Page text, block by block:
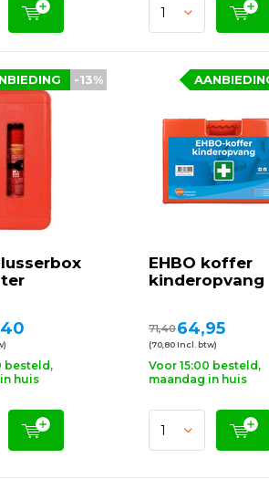
-13%
besteld,
huis
EHBO koffer
kinderopvang
71,4064,95
(70,80 Incl. btw)
Voor 15:00 besteld,
maandag in huis